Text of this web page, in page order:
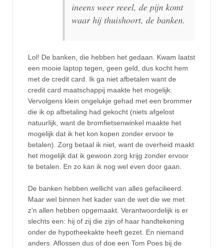
ineens weer reeel, de pijn komt
waar hij thuishoort, de banken.
Lol! De banken, die hebben het gedaan. Kwam laatst
een mooie laptop tegen, geen geld, dus kocht hem
met de credit card. Ik ga niet afbetalen want de
credit card maatschappij maakte het mogelijk.
Vervolgens klein ongelukje gehad met een brommer
die ik op afbetaling had gekocht (niets afgelost
natuurlijk, want de bromfietsenwinkel maakte het
mogelijk dat ik het kon kopen zonder ervoor te
betalen). Zorg betaal ik niet, want de overheid maakt
het mogelijk dat ik gewoon zorg krijg zonder ervoor
te betalen. En zo kan ik nog wel even door gaan.
De banken hebben wellicht van alles gefacilieerd.
Maar wel binnen het kader van de wet die we met
z’n allen hebben opgemaakt. Verantwoordelijk is er
slechts een: hij of zij die zijn of haar handtekening
onder de hypotheekakte heeft gezet. En niemand
anders. Aflossen dus of doe een Tom Poes bij de